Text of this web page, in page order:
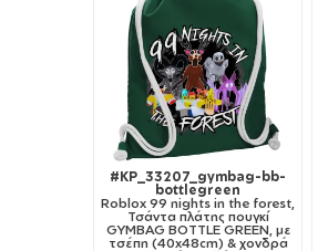
#KP_33207_gymbag-bb-
bottlegreen
Roblox 99 nights in the forest,
Τσάντα πλάτης πουγκί
GYMBAG BOTTLE GREEN, με
τσέπη (40x48cm) & χονδρά